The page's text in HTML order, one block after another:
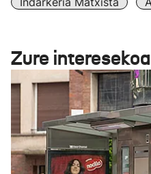
Zure